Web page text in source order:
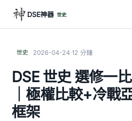
DSE神器 世史
世史 2026-04-24·12 分鐘
DSE 世史 選修一
｜極權比較+冷戰
框架